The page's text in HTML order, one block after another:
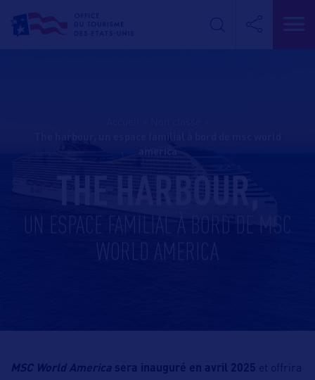
THE HARBOUR,
UN ESPACE FAMILIAL À BORD DE MSC
WORLD AMERICA
MSC World America sera inauguré en avril 2025 et offrira